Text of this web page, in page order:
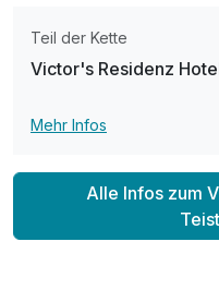
Teil der Kette
Victor's Residenz
Mehr Infos
Alle Infos zum